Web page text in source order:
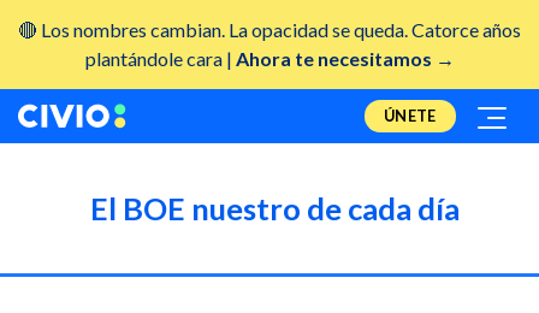
🔴 Los nombres cambian. La opacidad se queda. Catorce años
plantándole cara | Ahora te necesitamos →
ÚNETE
El BOE nuestro de cada día